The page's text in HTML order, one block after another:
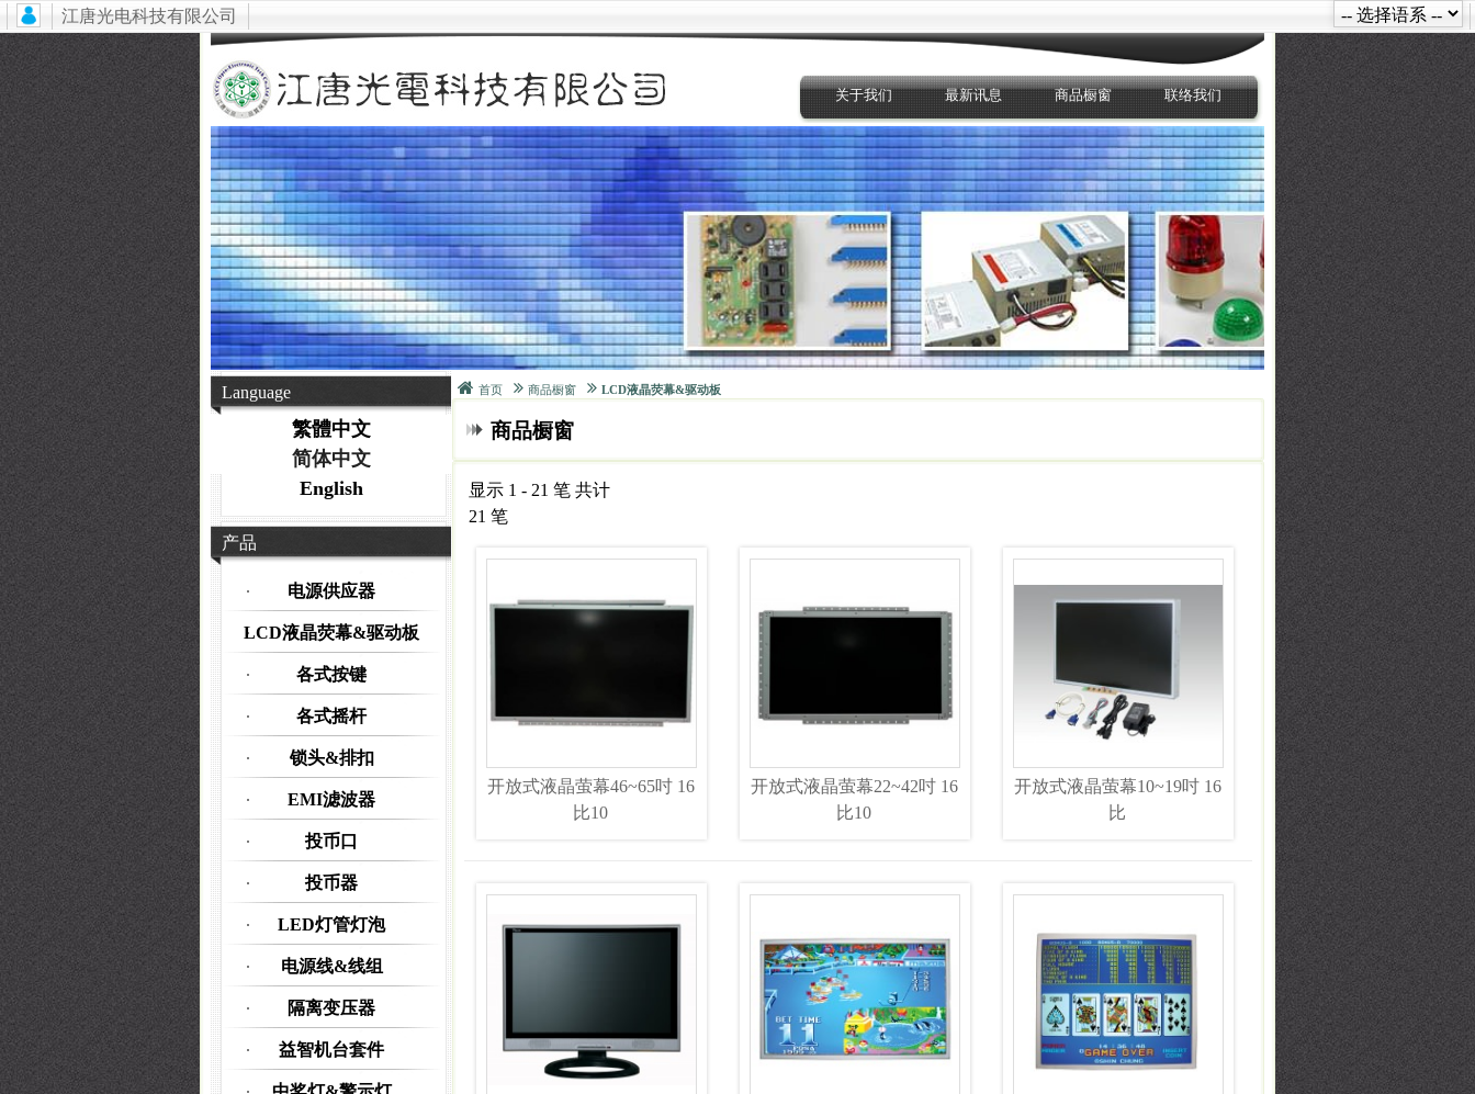
江唐光电科技有限公司
关于我们 最新讯息 商品橱窗 联络我们
Language
繁體中文
简体中文
English
产品
电源供应器
LCD液晶荧幕&驱动板
各式按键
各式摇杆
锁头&排扣
EMI滤波器
投币口
投币器
LED灯管灯泡
电源线&线组
隔离变压器
益智机台套件
首页 商品橱窗 LCD液晶荧幕&驱动板
商品橱窗
显示 1 - 21 笔 共计
21 笔
开放式液晶萤幕46~65吋 16
比10
开放式液晶萤幕22~42吋 16
比10
开放式液晶萤幕10~19吋 16
比